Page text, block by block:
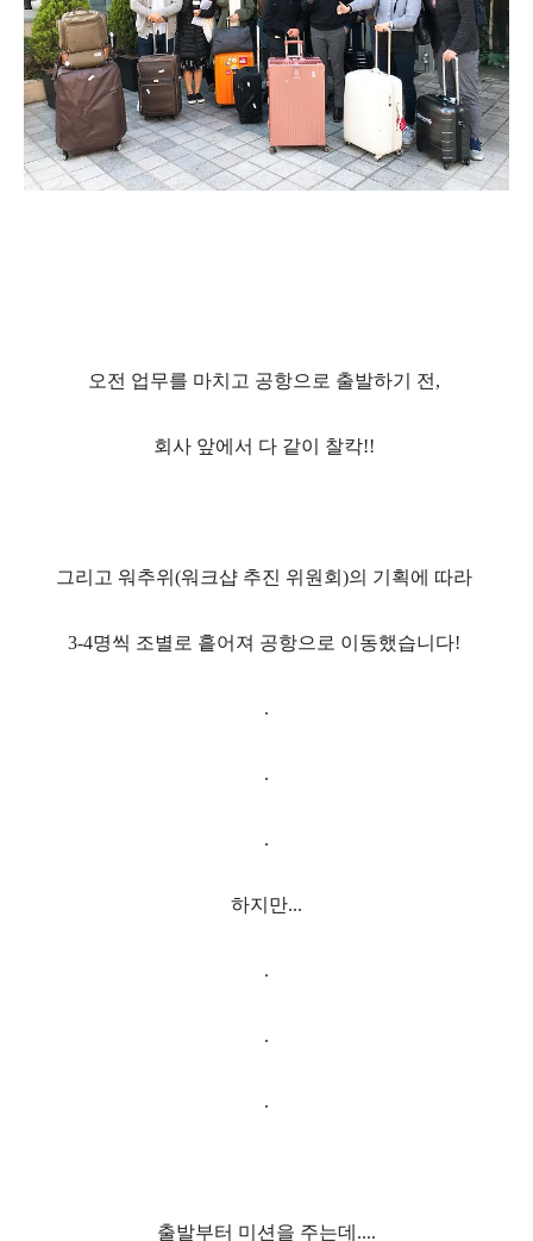
오전 업무를 마치고 공항으로 출발하기 전 ,
회사 앞에서 다 같이 찰칵!!
그리고 워추위 (워크샵 추진 위원회 )의 기획에 따라
3-4명씩 조별로 흩어져 공항으로 이동했습니다!
.
.
.
하지만...
.
.
.
출발부터 미션을 주는데 ....